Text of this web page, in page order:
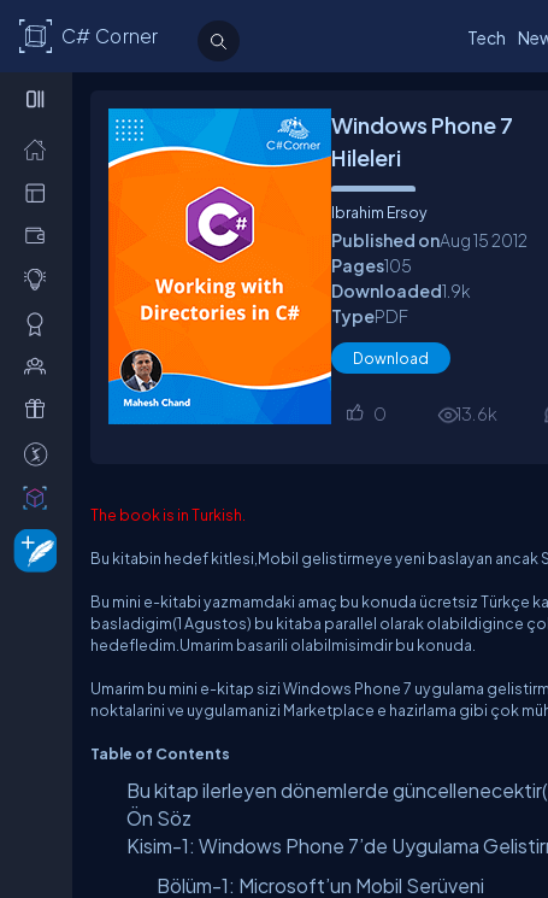
C# Corner Tech
Windows Phone 7
Hileleri
Ibrahim Ersoy
Published onAug 152012
Pages105
Downloaded1.9k
TypePDF
Download
0 13.6k
The book is in Turkish.
Bu kitabin hedef kitlesi,Mobil gelistirmeye yeni baslayan ancak
Bu mini e-kitabi yazmamdaki amaç bu konuda ücretsiz Türkçe
basladigim(1 Agustos) bu kitaba parallel olarak olabildigince
hedefledim.Umarim basarili olabilmisimdir bu konuda.
Umarim bu mini e-kitap sizi Windows Phone 7 uygulama
noktalarini ve uygulamanizi Marketplace e hazirlama gibi çok
Table of Contents
Bu kitap ilerleyen dönemlerde
Ön Söz
Kisim-1: Windows Phone 7’de Uygulama
Bölüm-1: Microsoft’un Mobil Serüveni